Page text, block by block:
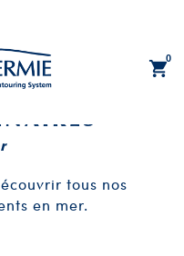
0
tous nos
en mer.